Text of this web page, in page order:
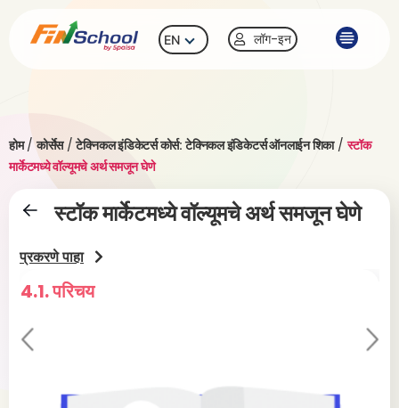
EN लॉग-इन
होम/कोर्सेस/टेक्निकल इंडिकेटर्स कोर्स: टेक्निकल इंडिकेटर्स ऑनलाईन शिका/स्टॉक
मार्केटमध्ये वॉल्यूमचे अर्थ समजून घेणे
स्टॉक मार्केटमध्ये वॉल्यूमचे अर्थ समजून घेणे
प्रकरणे पाहा
4.1. परिचय
Pr
Ne